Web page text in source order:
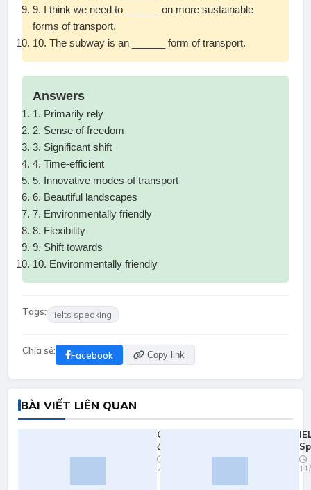
9. I think we need to ______ on more sustainable
forms of transport.
10. The subway is an ______ form of transport.
Answers
1. Primarily rely
2. Sense of freedom
3. Significant shift
4. Time-efficient
5. Innovative modes of transport
6. Beautiful landscapes
7. Environmentally friendly
8. Flexibility
9. Shift towards
10. Environmentally friendly
Tags: ielts speaking
Chia sẻ: Facebook Copy link
BÀI VIẾT LIÊN QUAN
Quy đổi
điểm
ielts
2026
23/03/2026